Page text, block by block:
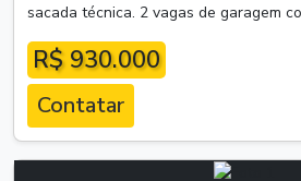
sacada técnica. 2 vagas de garagem
R$ 930.000
Contatar